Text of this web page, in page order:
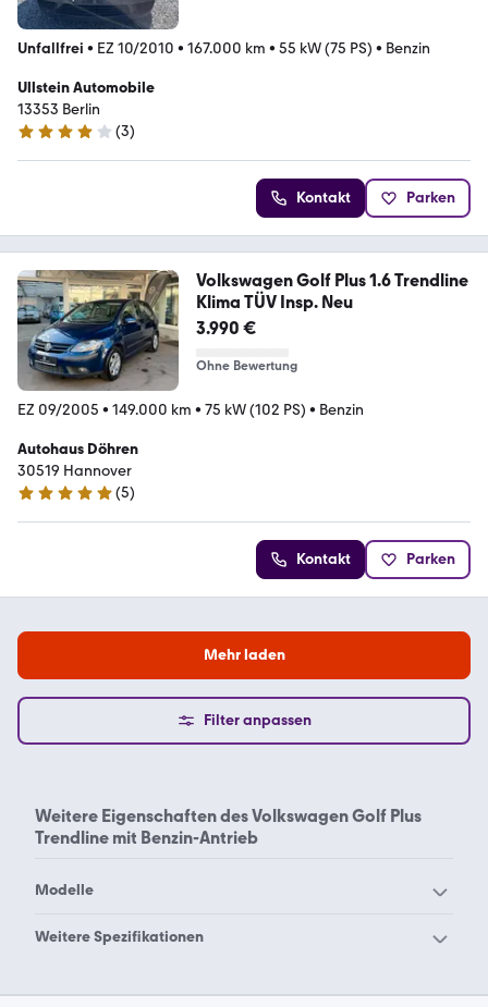
Unfallfrei • EZ 10/2010 • 167.000 km • 55 kW (75 PS) • Benzin
Ullstein Automobile
13353 Berlin
4.2 Sterne
(3)
Kontakt Parken
Volkswagen Golf Plus 1.6 Trendline
Klima TÜV Insp. Neu
3.990 €
Ohne Bewertung
EZ 09/2005 • 149.000 km • 75 kW (102 PS) • Benzin
Autohaus Döhren
30519 Hannover
5 Sterne
(5)
Kontakt Parken
Mehr laden
Filter anpassen
Weitere Eigenschaften desVolkswagen Golf Plus
Trendline mit Benzin-Antrieb
Modelle
VW 181
VW Bora
VW Buggy
Weitere Spezifikationen